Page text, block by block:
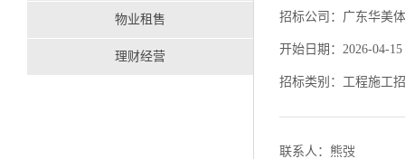
物业租售
理财经营
招标公司：广东华美
开始日期：2026-04-15
招标类别：工程施工
联系人：熊弢